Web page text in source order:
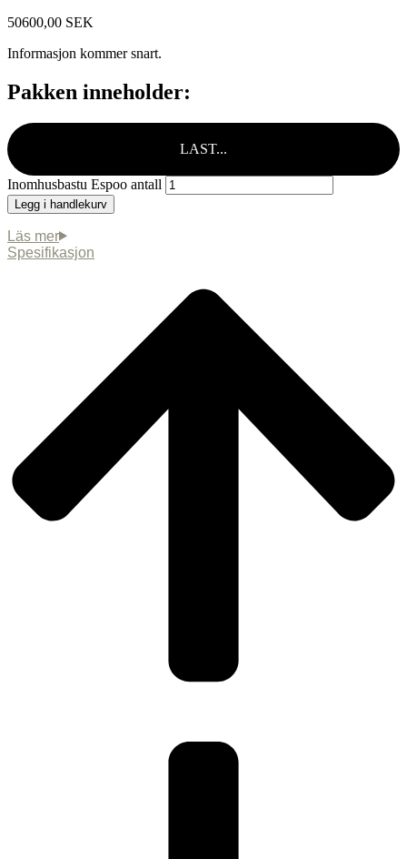
50600,00 SEK
Informasjon kommer snart.
Pakken inneholder:
LAST...
Inomhusbastu Espoo antall
Legg i handlekurv
Spesifikasjon